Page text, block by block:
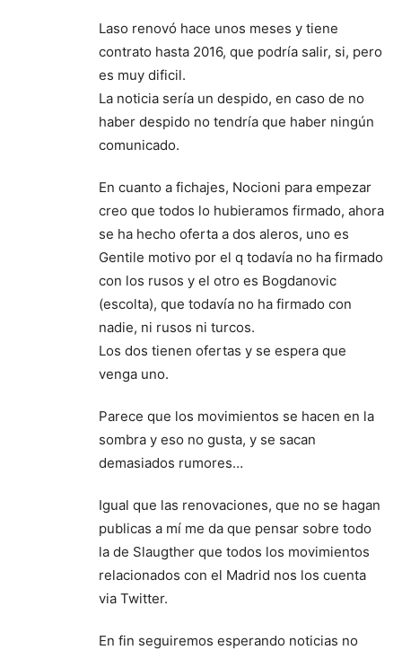
Laso renovó hace unos meses y tiene
contrato hasta 2016, que podría salir, si, pero
es muy dificil.
La noticia sería un despido, en caso de no
haber despido no tendría que haber ningún
comunicado.
En cuanto a fichajes, Nocioni para empezar
creo que todos lo hubieramos firmado, ahora
se ha hecho oferta a dos aleros, uno es
Gentile motivo por el q todavía no ha firmado
con los rusos y el otro es Bogdanovic
(escolta), que todavía no ha firmado con
nadie, ni rusos ni turcos.
Los dos tienen ofertas y se espera que
venga uno.
Parece que los movimientos se hacen en la
sombra y eso no gusta, y se sacan
demasiados rumores…
Igual que las renovaciones, que no se hagan
publicas a mí me da que pensar sobre todo
la de Slaugther que todos los movimientos
relacionados con el Madrid nos los cuenta
via Twitter.
En fin seguiremos esperando noticias no